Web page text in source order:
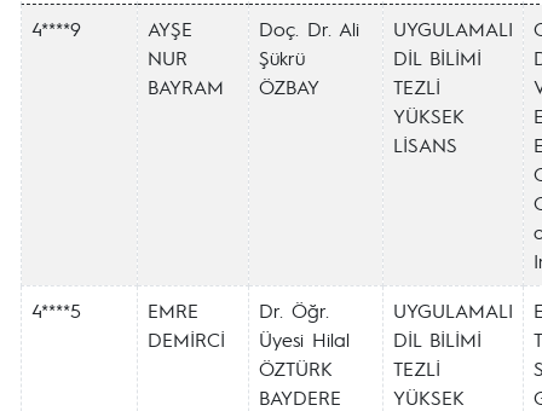
4****9
AYŞE
NUR
BAYRAM
Doç. Dr. Ali
Şükrü
ÖZBAY
UYGULAMALI
DİL BİLİMİ
TEZLİ
YÜKSEK
LİSANS
4****5
EMRE
DEMİRCİ
Dr. Öğr.
Üyesi Hilal
ÖZTÜRK
BAYDERE
UYGULAMALI
DİL BİLİMİ
TEZLİ
YÜKSEK